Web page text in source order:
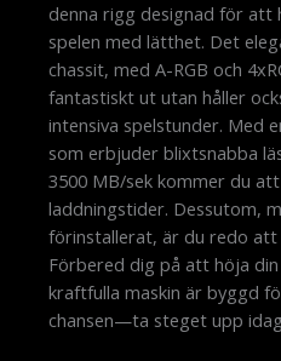
denna rigg designad för att
spelen med lätthet. Det
chassit, med A-RGB och
fantastiskt ut utan håller
intensiva spelstunder. Med
som erbjuder blixtsnabba
3500 MB/sek kommer du
laddningstider. Dessutom,
förinstallerat, är du redo att
Förbered dig på att höja
kraftfulla maskin är byggd
chansen—ta steget upp